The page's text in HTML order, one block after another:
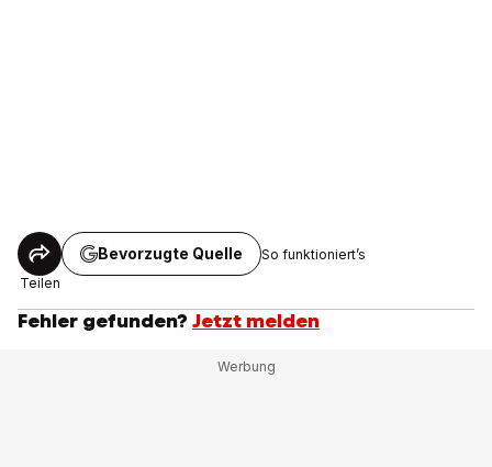
Teilen
Bevorzugte Quelle So funktioniert’s
Fehler gefunden? Jetzt melden